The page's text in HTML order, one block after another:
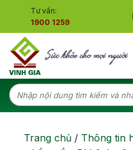
content
Tư vấn:
1900 1259
Tìm
kiếm:
Trang chủ/ Thông tin